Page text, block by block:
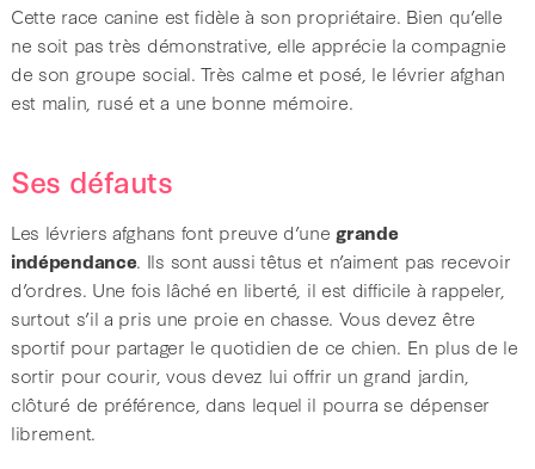
Cette race canine est fidèle à son propriétaire. Bien qu’elle
ne soit pas très démonstrative, elle apprécie la compagnie
de son groupe social. Très calme et posé, le lévrier afghan
est malin, rusé et a une bonne mémoire.
Ses défauts
Les lévriers afghans font preuve d’unegrande
indépendance. Ils sont aussi têtus et n’aiment pas recevoir
d’ordres. Une fois lâché en liberté, il est difficile à rappeler,
surtout s’il a pris une proie en chasse. Vous devez être
sportif pour partager le quotidien de ce chien. En plus de le
sortir pour courir, vous devez lui offrir un grand jardin,
clôturé de préférence, dans lequel il pourra se dépenser
librement.